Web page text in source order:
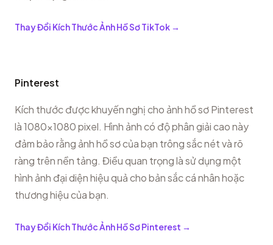
Thay Đổi Kích Thước Ảnh Hồ Sơ TikTok →
Pinterest
Kích thước được khuyến nghị cho ảnh hồ sơ Pinterest
là 1080x1080 pixel. Hình ảnh có độ phân giải cao này
đảm bảo rằng ảnh hồ sơ của bạn trông sắc nét và rõ
ràng trên nền tảng. Điều quan trọng là sử dụng một
hình ảnh đại diện hiệu quả cho bản sắc cá nhân hoặc
thương hiệu của bạn.
Thay Đổi Kích Thước Ảnh Hồ Sơ Pinterest →